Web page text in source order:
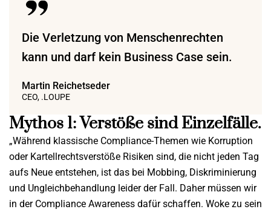
Die Verletzung von Menschenrechten
kann und darf kein Business Case sein.
Martin Reichetseder
CEO, .LOUPE
Mythos 1: Verstöße sind Einzelfälle.
„Während klassische Compliance-Themen wie Korruption
oder Kartellrechtsverstöße Risiken sind, die nicht jeden Tag
aufs Neue entstehen, ist das bei Mobbing, Diskriminierung
und Ungleichbehandlung leider der Fall. Daher müssen wir
in der Compliance Awareness dafür schaffen. Woke zu sein